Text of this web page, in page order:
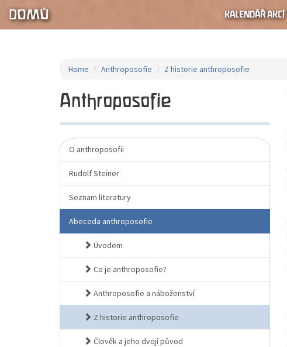
DOMŮ KALENDÁŘ AKCÍ
Home Anthroposofie Z historie anthroposofie
Anthroposofie
O anthroposofii
Rudolf Steiner
Seznam literatury
Abeceda anthroposofie
Úvodem
Co je anthroposofie?
Anthroposofie a náboženství
Z historie anthroposofie
Člověk a jeho dvojí původ